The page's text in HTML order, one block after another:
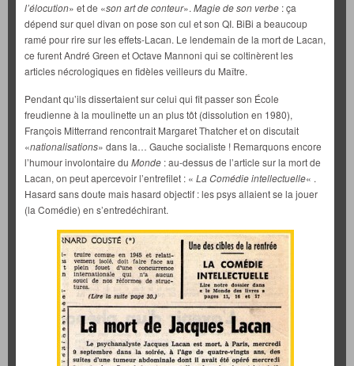
l’élocution» et de «son art de conteur». Magie de son verbe : ça
dépend sur quel divan on pose son cul et son QI. BiBi a beaucoup
ramé pour rire sur les effets-Lacan. Le lendemain de la mort de Lacan,
ce furent André Green et Octave Mannoni qui se coltinèrent les
articles nécrologiques en fidèles veilleurs du Maître.
Pendant qu’ils dissertaient sur celui qui fit passer son École
freudienne à la moulinette un an plus tôt (dissolution en 1980),
François Mitterrand rencontrait Margaret Thatcher et on discutait
«nationalisations» dans la… Gauche socialiste ! Remarquons encore
l’humour involontaire du Monde : au-dessus de l’article sur la mort de
Lacan, on peut apercevoir l’entrefilet : « La Comédie intellectuelle« .
Hasard sans doute mais hasard objectif : les psys allaient se la jouer
(la Comédie) en s’entredéchirant.